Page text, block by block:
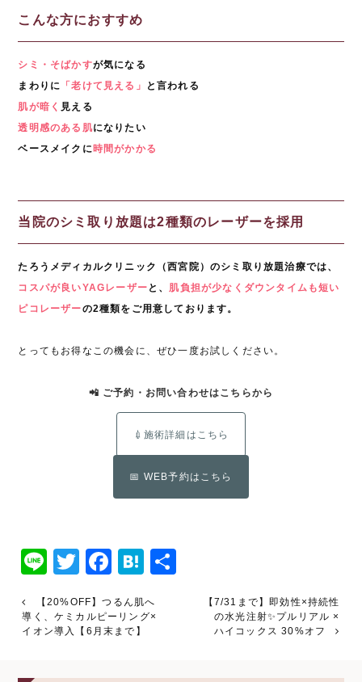
こんな方におすすめ
シミ・そばかすが気になる
まわりに
「老けて見える」
と言われる
肌が暗く 見える
透明感のある肌になりたい
ベースメイクに時間がかかる
当院のシミ取り放題は2種類のレーザーを採用
たろうメディカルクリニック（西宮院）のシミ取り放題治療では、
コスパが良いYAGレーザー と、 肌負担が少なくダウンタイムも短い
ピコレーザーの2種類をご用意しております。
とってもお得なこの機会に、ぜひ一度お試しください。
📲 ご予約・お問い合わせはこちらから
💉施術詳細はこちら
📅 WEB予約はこちら
LineTwitter
Facebook
Hatena
【20%OFF】つるん肌へ
導く、ケミカルピーリング×
イオン導入【6月末まで】
【7/31まで】即効性×持続性
の水光注射✨プルリアル ×
ハイコックス 30%オフ